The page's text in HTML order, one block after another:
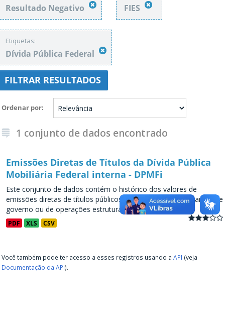
Resultado Negativo FIES
Etiquetas:
Dívida Pública Federal
FILTRAR RESULTADOS
Ordenar por
1 conjunto de dados encontrado
Emissões Diretas de Títulos da Dívida Pública
Mobiliária Federal interna - DPMFi
Este conjunto de dados contém o histórico dos valores de
emissões diretas de títulos públicos, decorrentes de programas de
governo ou de operações estruturadas, a partir de...
PDF XLS CSV
Você também pode ter acesso a esses registros usando a API (veja
Documentação da API).